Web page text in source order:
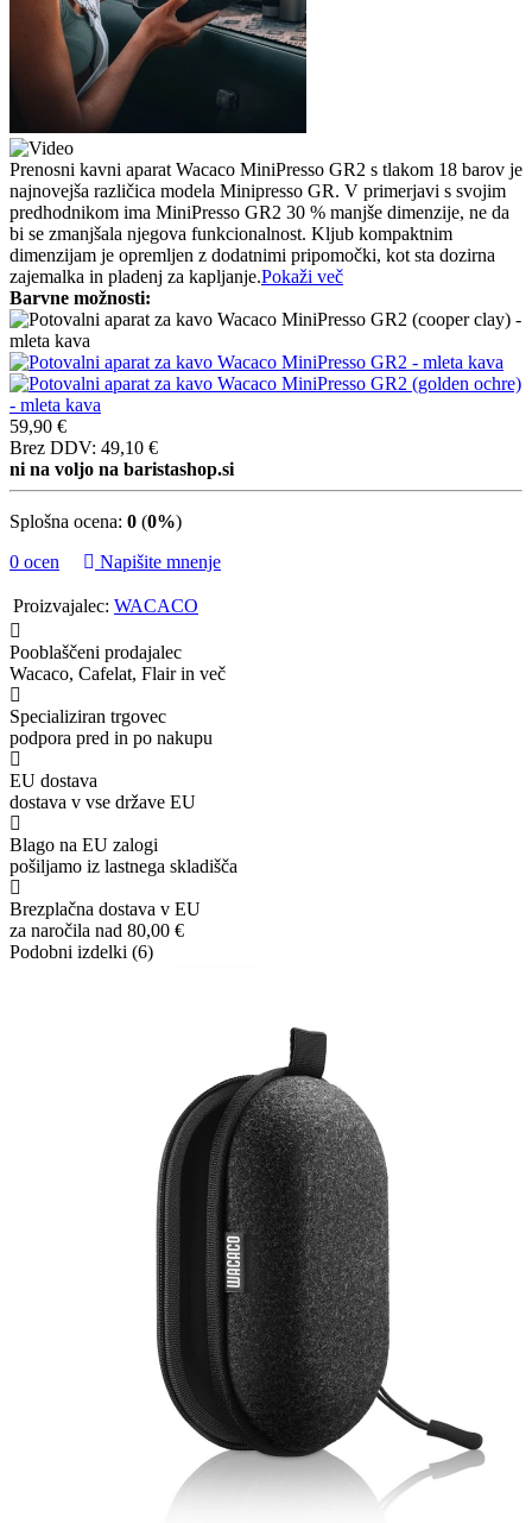
Prenosni kavni aparat Wacaco MiniPresso GR2 s tlakom 18 barov je
najnovejša različica modela Minipresso GR. V primerjavi s svojim
predhodnikom ima MiniPresso GR2 30 % manjše dimenzije, ne da
bi se zmanjšala njegova funkcionalnost. Kljub kompaktnim
dimenzijam je opremljen z dodatnimi pripomočki, kot sta dozirna
zajemalka in pladenj za kapljanje.Pokaži več
Barvne možnosti:
59,90 €
Brez DDV: 49,10 €
ni na voljo na baristashop.si
Splošna ocena: 0 (0%)
0 ocen
Napišite mnenje
Proizvajalec: WACACO
Pooblaščeni prodajalec
Wacaco, Cafelat, Flair in več
Specializiran trgovec
podpora pred in po nakupu
EU dostava
dostava v vse države EU
Blago na EU zalogi
pošiljamo iz lastnega skladišča
Brezplačna dostava v EU
za naročila nad 80,00 €
Podobni izdelki (6)